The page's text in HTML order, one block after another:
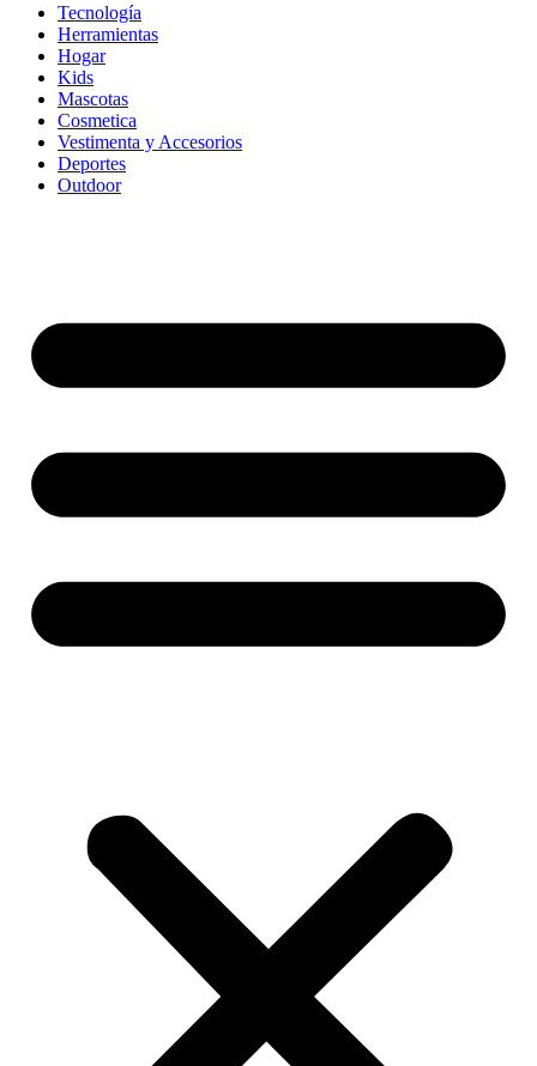
Tecnología
Herramientas
Hogar
Kids
Mascotas
Cosmetica
Vestimenta y Accesorios
Deportes
Outdoor